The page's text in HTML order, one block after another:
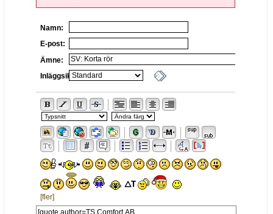
Namn:
E-post:
Ämne:
Inläggsikon:
[fler]